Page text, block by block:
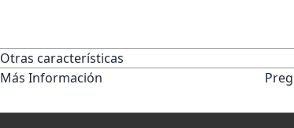
Otras características
Más Información